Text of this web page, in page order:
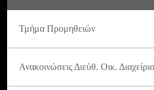
Τμήμα Προμηθειών
Ανακοινώσεις Διεύθ. Οικ.